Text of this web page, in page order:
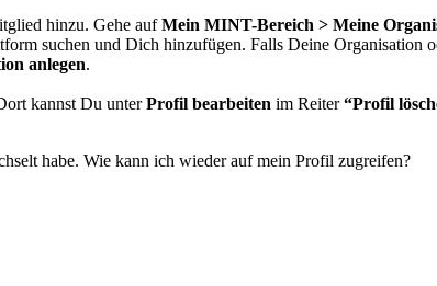
hinzu. Gehe aufMein MINT-Bereich > Meine
suchen und Dich hinzufügen. Falls Deine Organisation
anlegen.
kannst Du unterProfil bearbeiten im Reiter“Profil
habe. Wie kann ich wieder auf mein Profil zugreifen?